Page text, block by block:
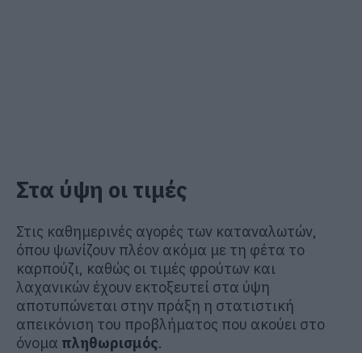
Στα ύψη οι τιμές
Στις καθημερινές αγορές των καταναλωτών,
όπου ψωνίζουν πλέον ακόμα με τη φέτα το
καρπούζι, καθώς οι τιμές φρούτων και
λαχανικών έχουν εκτοξευτεί στα ύψη
αποτυπώνεται στην πράξη η στατιστική
απεικόνιση του προβλήματος που ακούει στο
όνομα πληθωρισμός.